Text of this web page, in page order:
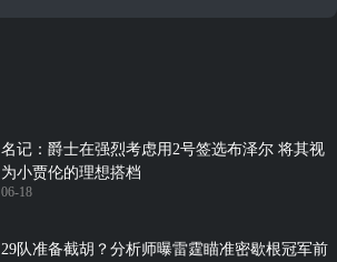
名记：爵士在强烈考虑用2号签选布泽尔 将其视
为小贾伦的理想搭档
06-18
29队准备截胡？分析师曝雷霆瞄准密歇根冠军前